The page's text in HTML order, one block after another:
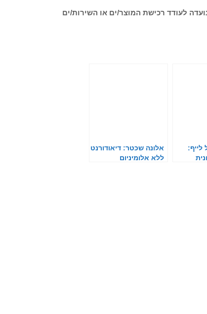
לעודד רכישת המוצר/ים או השירות/ים
לייף:
אלונה שכטר: דיאודורנט
ללא אלומיניום